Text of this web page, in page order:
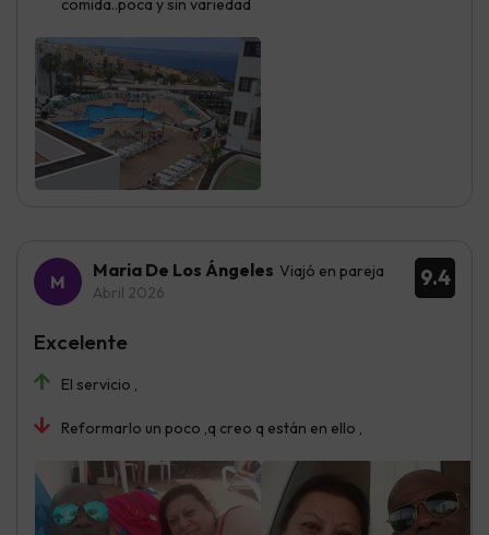
comida..poca y sin variedad
9.4
Maria De Los Ángeles Viajó en pareja
Abril 2026
El servicio ,
Reformarlo un poco ,q creo q están en ello ,
Excelente